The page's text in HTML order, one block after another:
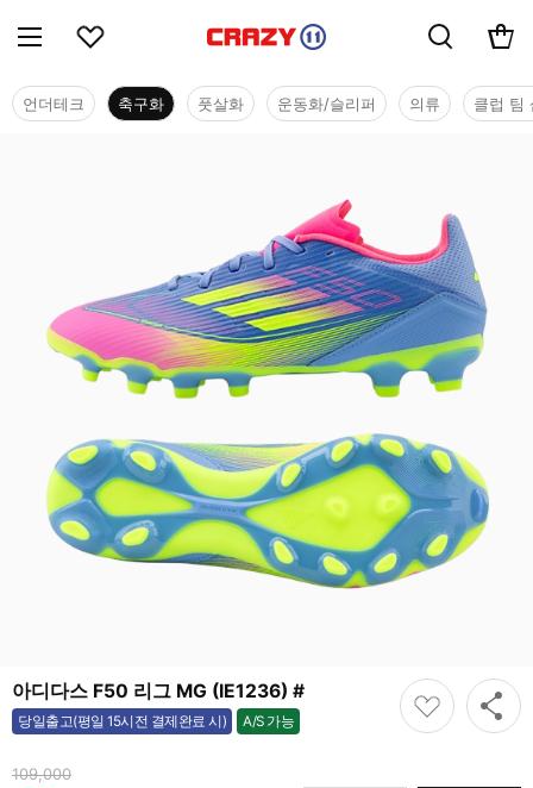
언더테크 축구화 풋살화 운동화/슬리퍼 의류 클럽 팀
아디다스 F50 리그 MG (IE1236) #
당일출고(평일 15시전 결제완료 시) A/S 가능
가능
109,000